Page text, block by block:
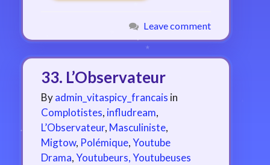
Leave comment
33. L’Observateur
Byadmin_vitaspicy_francais in
Complotistes, infludream,
L’Observateur, Masculiniste,
Migtow, Polémique,Youtube
Drama,Youtubeurs, Youtubeuses